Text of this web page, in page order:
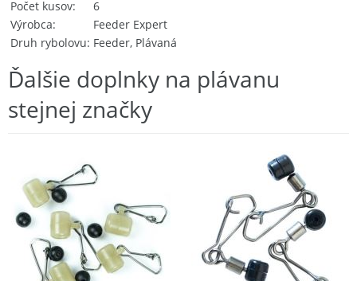
Počet kusov
6
Výrobca
Feeder Expert
Druh rybolovu Feeder, Plávaná
Ďalšie doplnky na plávanu
stejnej značky